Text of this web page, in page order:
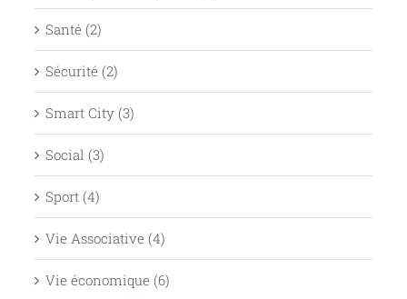
Santé (2)
Sécurité (2)
Smart City (3)
Social (3)
Sport (4)
Vie Associative (4)
Vie économique (6)